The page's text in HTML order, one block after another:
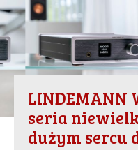
LINDEMANN
seria
dużym sercu